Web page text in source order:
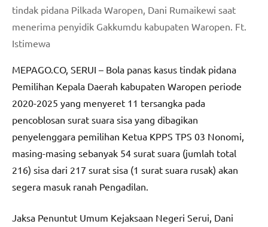
tindak pidana Pilkada Waropen, Dani Rumaikewi saat
menerima penyidik Gakkumdu kabupaten Waropen. Ft.
Istimewa
MEPAGO.CO, SERUI – Bola panas kasus tindak pidana
Pemilihan Kepala Daerah kabupaten Waropen periode
2020-2025 yang menyeret 11 tersangka pada
pencoblosan surat suara sisa yang dibagikan
penyelenggara pemilihan Ketua KPPS TPS 03 Nonomi,
masing-masing sebanyak 54 surat suara (jumlah total
216) sisa dari 217 surat sisa (1 surat suara rusak) akan
segera masuk ranah Pengadilan.
Jaksa Penuntut Umum Kejaksaan Negeri Serui, Dani